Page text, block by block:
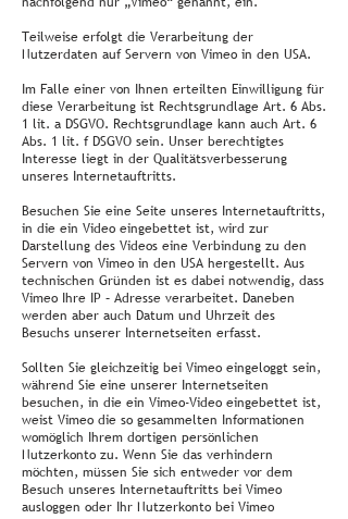
Teilweise erfolgt die Verarbeitung der
Nutzerdaten auf Servern von Vimeo in den USA.
Im Falle einer von Ihnen erteilten Einwilligung für
diese Verarbeitung ist Rechtsgrundlage Art. 6 Abs.
1 lit. a DSGVO. Rechtsgrundlage kann auch Art. 6
Abs. 1 lit. f DSGVO sein. Unser berechtigtes
Interesse liegt in der Qualitätsverbesserung
unseres Internetauftritts.
Besuchen Sie eine Seite unseres Internetauftritts,
in die ein Video eingebettet ist, wird zur
Darstellung des Videos eine Verbindung zu den
Servern von Vimeo in den USA hergestellt. Aus
technischen Gründen ist es dabei notwendig, dass
Vimeo Ihre IP – Adresse verarbeitet. Daneben
werden aber auch Datum und Uhrzeit des
Besuchs unserer Internetseiten erfasst.
Sollten Sie gleichzeitig bei Vimeo eingeloggt sein,
während Sie eine unserer Internetseiten
besuchen, in die ein Vimeo-Video eingebettet ist,
weist Vimeo die so gesammelten Informationen
womöglich Ihrem dortigen persönlichen
Nutzerkonto zu. Wenn Sie das verhindern
möchten, müssen Sie sich entweder vor dem
Besuch unseres Internetauftritts bei Vimeo
ausloggen oder Ihr Nutzerkonto bei Vimeo